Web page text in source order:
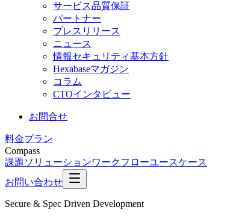
サービス品質保証
パートナー
プレスリリース
ニュース
情報セキュリティ基本方針
Hexabaseマガジン
コラム
CTOインタビュー
お問合せ
料金プラン
Compass
課題 ソリューションワークフローユースケース
お問い合わせ
Secure & Spec Driven Development